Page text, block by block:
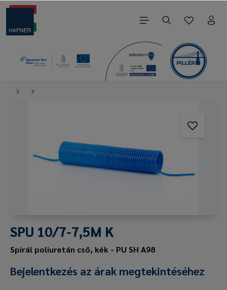
SPU 10/7-7,5M K
Spirál poliuretán cső, kék - PU SH A98
Bejelentkezés az árak megtekintéséhez